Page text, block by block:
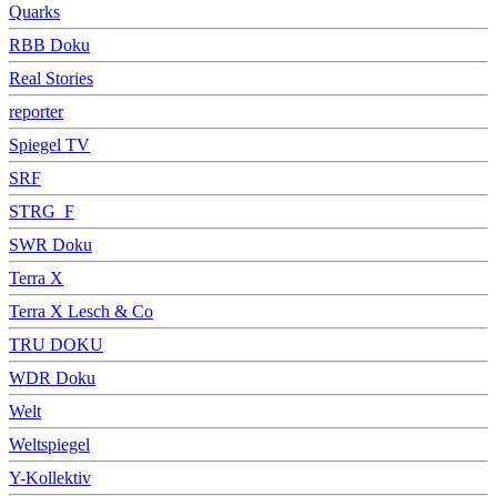
Quarks
RBB Doku
Real Stories
reporter
Spiegel TV
SRF
STRG_F
SWR Doku
Terra X
Terra X Lesch & Co
TRU DOKU
WDR Doku
Welt
Weltspiegel
Y-Kollektiv